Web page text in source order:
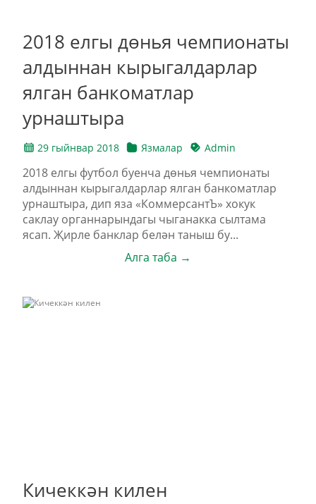
2018 елгы дөнья чемпионаты
алдыннан кырыгалдарлар
ялган банкоматлар
урнаштыра
29 гыйнвар 2018 Язмалар Admin
2018 елгы футбол буенча дөнья чемпионаты
алдыннан кырыгалдарлар ялган банкоматлар
урнаштыра, дип яза «КоммерсантЪ» хокук
саклау органнарындагы чыганакка сылтама
ясап. Җирле банклар белән таныш бу...
Алга таба →
Кичеккән килен